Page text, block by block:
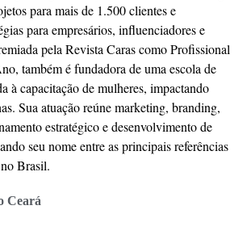
para mais de 1.500 clientes e
para empresários, influenciadores e
pela Revista Caras como Profissional
também é fundadora de uma escola de
à capacitação de mulheres, impactando
Sua atuação reúne marketing, branding,
estratégico e desenvolvimento de
seu nome entre as principais referências
Brasil.
Ceará